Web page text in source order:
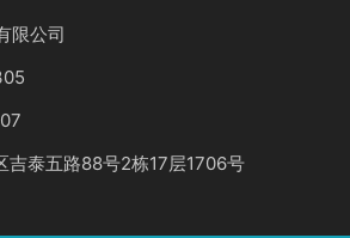
限公司
吉泰五路88号2栋17层1706号